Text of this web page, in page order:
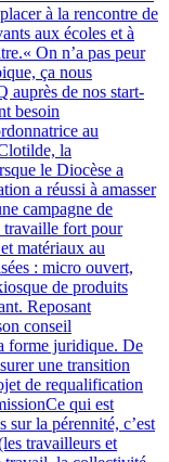
à la rencontre de
aux écoles et à
On n’a pas peur
ça nous
auprès de nos start-
besoin
au
la
le Diocèse a
a réussi à amasser
campagne de
travaille fort pour
matériaux au
: micro ouvert,
de produits
Reposant
conseil
forme juridique. De
une transition
de requalification
qui est
sur la pérennité, c’est
travailleurs et